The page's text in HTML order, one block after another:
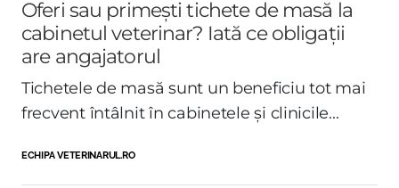
Oferi sau primești tichete de masă la
cabinetul veterinar? Iată ce obligații
are angajatorul
Tichetele de masă sunt un beneficiu tot mai
frecvent întâlnit în cabinetele și clinicile...
ECHIPA VETERINARUL.RO